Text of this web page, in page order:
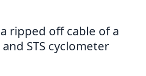
ripped off cable of a
and STS cyclometer